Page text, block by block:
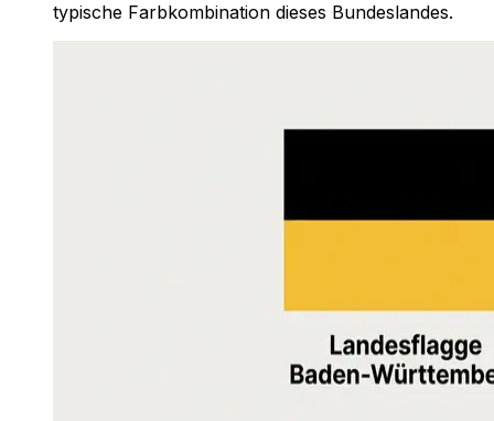
typische Farbkombination dieses Bundeslandes.